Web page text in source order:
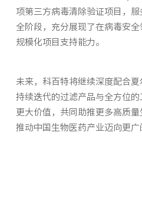
项第三方病毒清除验证项目，
全阶段，充分展现了在病毒安
规模化项目支持能力。
未来，科百特将继续深度配合
持续迭代的过滤产品与全方位
更大价值，共同助推更多高质
推动中国生物医药产业迈向更广